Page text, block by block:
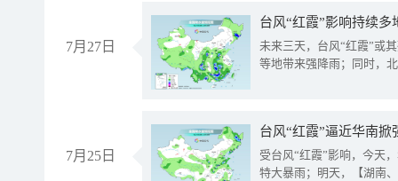
7月27日
台风“红霞”影响持续
未来三天，台风“红霞”或
等地带来强降雨；同时，
7月25日
台风“红霞”逼近华南
受台风“红霞”影响，今天
特大暴雨；明天，【湖南